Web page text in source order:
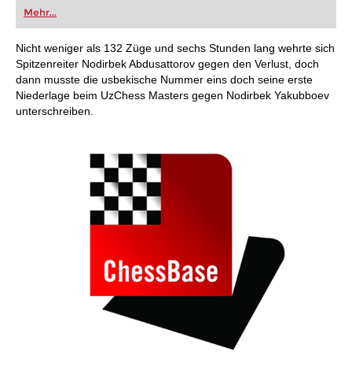
oder bereits auf Turnierniveau spielen: Mit
FRITZ trainieren Sie effizienter, intelligenter und
individueller als je zuvor.
Mehr...
Nicht weniger als 132 Züge und sechs Stunden lang wehrte sich
Spitzenreiter Nodirbek Abdusattorov gegen den Verlust, doch
dann musste die usbekische Nummer eins doch seine erste
Niederlage beim UzChess Masters gegen Nodirbek Yakubboev
unterschreiben.